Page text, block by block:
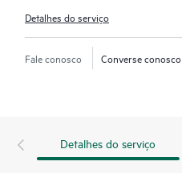
Detalhes do serviço
Fale conosco Converse conosco
Detalhes do serviço